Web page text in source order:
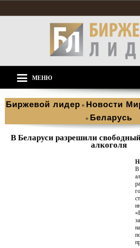
МЕНЮ
Биржевой лидер » Новости
» Беларусь
В Беларуси разрешили
алкоголя
В